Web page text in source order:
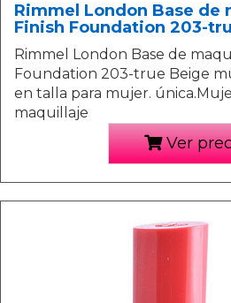
Rimmel London Base de
Finish Foundation 203-
Rimmel London Base de
Foundation 203-true Beige
en talla para mujer.
maquillaje
Ver